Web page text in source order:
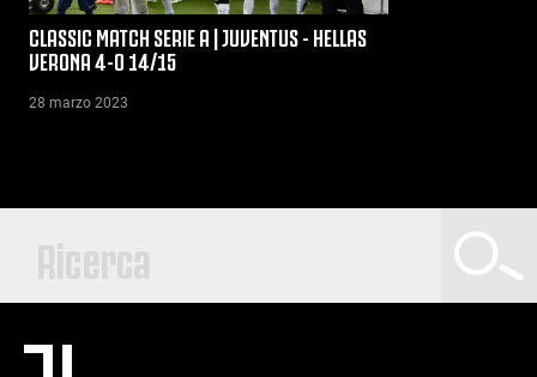
CLASSIC MATCH SERIE A | JUVENTUS - HELLAS
VERONA 4-0 14/15
28 marzo 2023